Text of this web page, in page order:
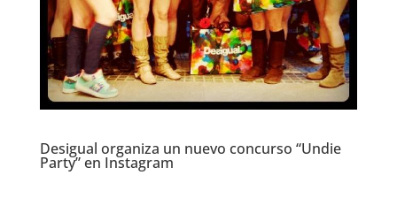
Desigual organiza un nuevo concurso “Undie
Party” en Instagram